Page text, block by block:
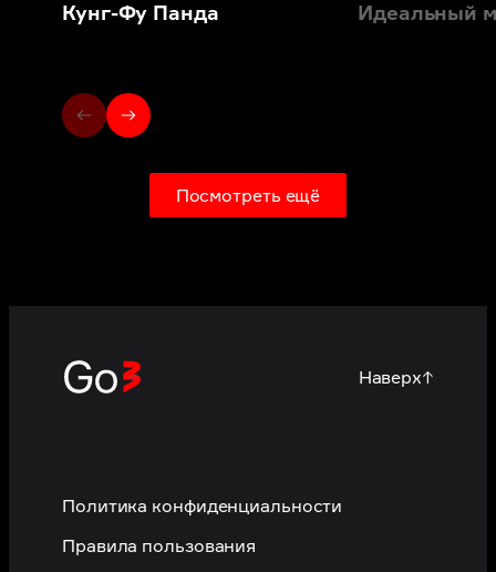
Кунг-Фу Панда Идеальный
Посмотреть ещё
Наверх↑
Политика конфиденциальности
Правила пользования